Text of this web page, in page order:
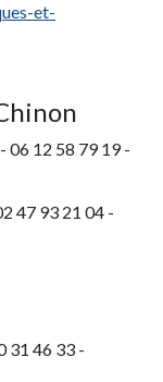
et-
06 12 58 79 19 -
47 93 21 04 -
31 46 33 -